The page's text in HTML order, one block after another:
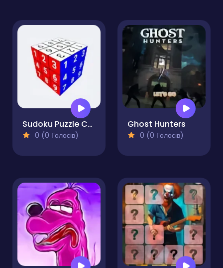
Sudoku Puzzle Cube
0 (0 Голосів)
Ghost Hunters
0 (0 Голосів)